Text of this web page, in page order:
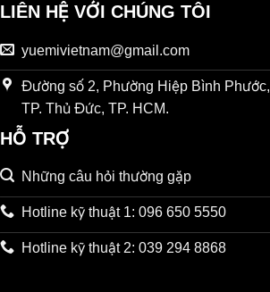
LIÊN HỆ VỚI CHÚNG TÔI
yuemivietnam@gmail.com
Đường số 2, Phường Hiệp Bình Phước,
TP. Thủ Đức, TP. HCM.
HỖ TRỢ
Những câu hỏi thường gặp
Hotline kỹ thuật 1: 096 650 5550
Hotline kỹ thuật 2: 039 294 8868